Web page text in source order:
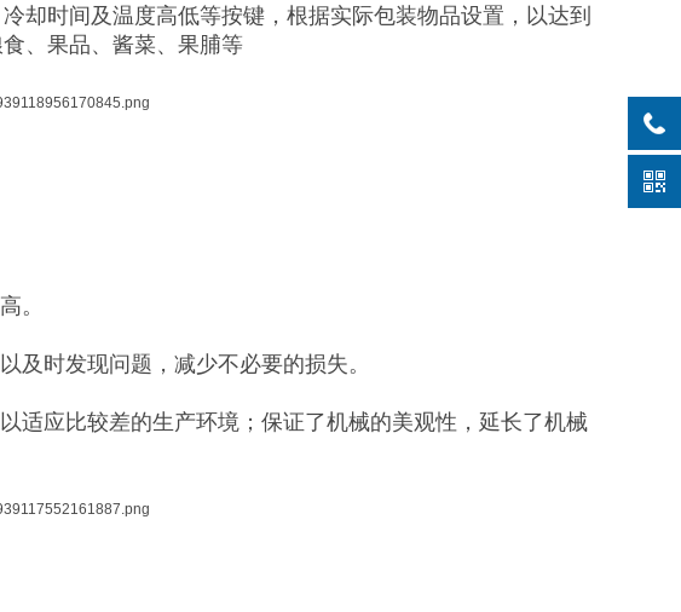
却时间及温度高低等按键，根据实际包装物品设置，以达到
、果品、酱菜、果脯等
。
及时发现问题，减少不必要的损失。
适应比较差的生产环境；保证了机械的美观性，延长了机械